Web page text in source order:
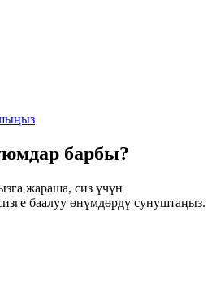
барбы?
жараша, сиз үчүн
баалуу өнүмдөрдү сунуштаңыз.